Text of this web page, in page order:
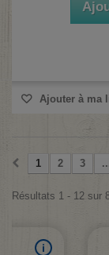
Ajouter à ma
1 2 3
Résultats 1 - 12 sur